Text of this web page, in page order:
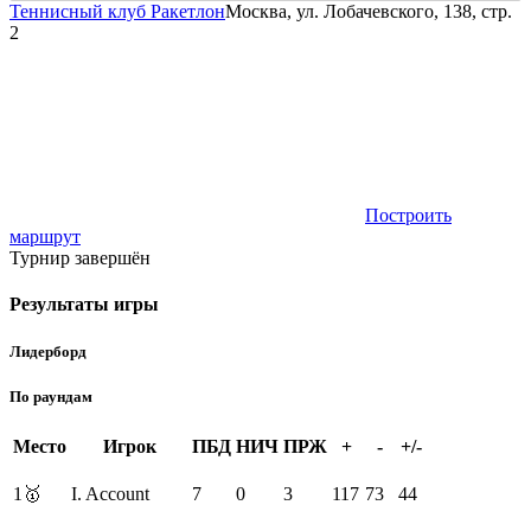
Теннисный клуб РакетлонМосква, ул. Лобачевского, 138, стр.
2
Построить
маршрут
Турнир завершён
Результаты игры
Лидерборд
По раундам
Место Игрок ПБД НИЧ ПРЖ + - +/-
1 🥇 I. Account 7 0 3 117 73 44